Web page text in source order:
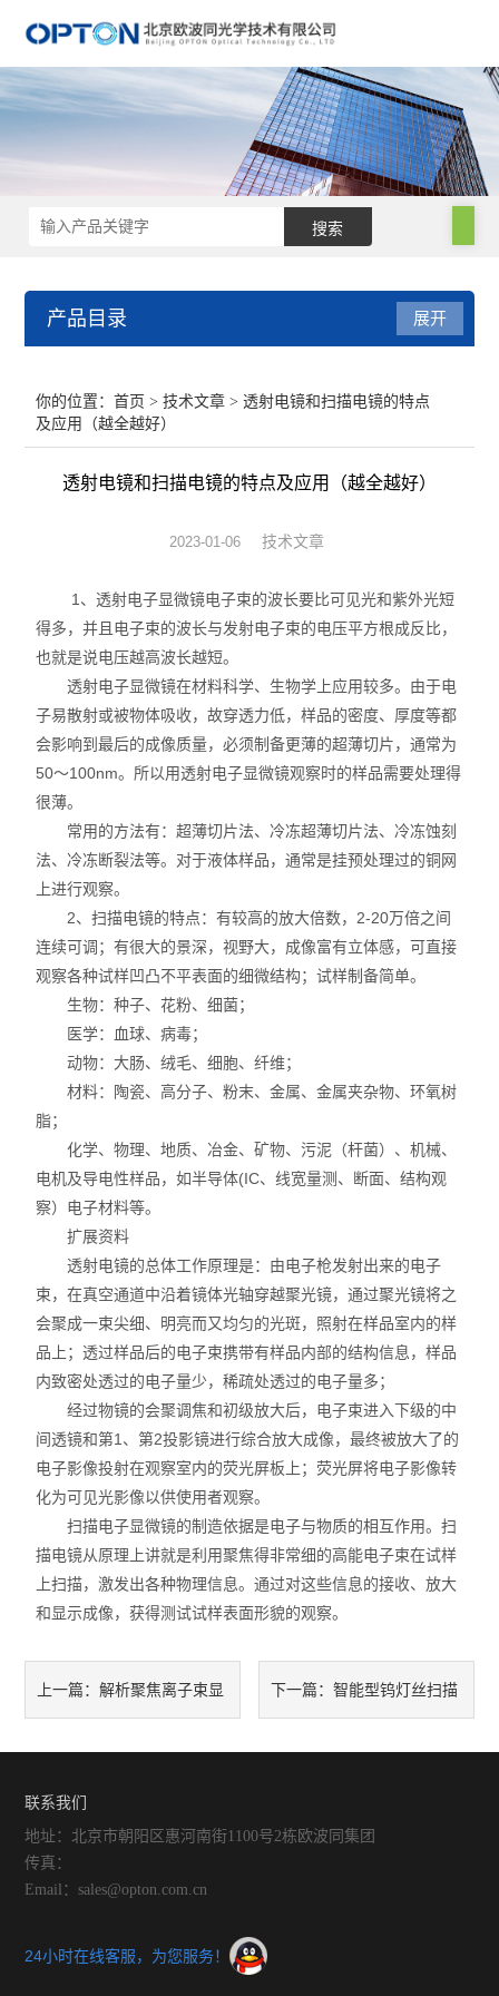
产品目录
手持光谱仪
电镜附件及制样设备
其他设备
展开
你的位置：首页 >技术文章 > 透射电镜和扫描电镜的特点
及应用（越全越好）
透射电镜和扫描电镜的特点及应用（越全越好）
2023-01-06 技术文章
1、透射电子显微镜电子束的波长要比可见光和紫外光短
得多，并且电子束的波长与发射电子束的电压平方根成反比，
也就是说电压越高波长越短。
透射电子显微镜在材料科学、生物学上应用较多。由于电
子易散射或被物体吸收，故穿透力低，样品的密度、厚度等都
会影响到最后的成像质量，必须制备更薄的超薄切片，通常为
50～100nm。所以用透射电子显微镜观察时的样品需要处理得
很薄。
常用的方法有：超薄切片法、冷冻超薄切片法、冷冻蚀刻
法、冷冻断裂法等。对于液体样品，通常是挂预处理过的铜网
上进行观察。
2、扫描电镜的特点：有较高的放大倍数，2-20万倍之间
连续可调；有很大的景深，视野大，成像富有立体感，可直接
观察各种试样凹凸不平表面的细微结构；试样制备简单。
生物：种子、花粉、细菌；
医学：血球、病毒；
动物：大肠、绒毛、细胞、纤维；
材料：陶瓷、高分子、粉末、金属、金属夹杂物、环氧树
脂；
化学、物理、地质、冶金、矿物、污泥（杆菌）、机械、
电机及导电性样品，如半导体(IC、线宽量测、断面、结构观
察）电子材料等。
扩展资料
透射电镜的总体工作原理是：由电子枪发射出来的电子
束，在真空通道中沿着镜体光轴穿越聚光镜，通过聚光镜将之
会聚成一束尖细、明亮而又均匀的光斑，照射在样品室内的样
品上；透过样品后的电子束携带有样品内部的结构信息，样品
内致密处透过的电子量少，稀疏处透过的电子量多；
经过物镜的会聚调焦和初级放大后，电子束进入下级的中
间透镜和第1、第2投影镜进行综合放大成像，最终被放大了的
电子影像投射在观察室内的荧光屏板上；荧光屏将电子影像转
化为可见光影像以供使用者观察。
扫描电子显微镜的制造依据是电子与物质的相互作用。扫
描电镜从原理上讲就是利用聚焦得非常细的高能电子束在试样
上扫描，激发出各种物理信息。通过对这些信息的接收、放大
和显示成像，获得测试试样表面形貌的观察。
上一篇：解析聚焦离子束显 下一篇： 智能型钨灯丝扫描
联系我们
地址：北京市朝阳区惠河南街1100号2栋欧波同集团
传真：
Email：sales@opton.com.cn
24小时在线客服，为您服务！